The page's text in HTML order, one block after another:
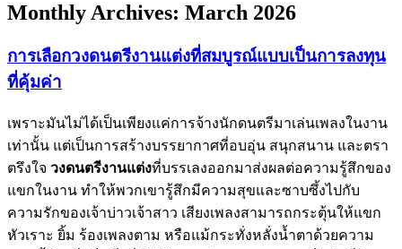
Monthly Archives: March 2026
การเลือกวงดนตรีงานแต่งที่สมบูรณ์แบบเป็นการลงทุน
ที่คุ้มค่า
เพราะมันไม่ได้เป็นเพียงแค่การจ้างนักดนตรีมาเล่นเพลงในงาน
เท่านั้น แต่เป็นการสร้างบรรยากาศที่อบอุ่น สนุกสนาน และตรา
ตรึงใจ วงดนตรีงานแต่งที่บรรเลงออกมาส่งผลต่อความรู้สึกของ
แขกในงาน ทำให้พวกเขารู้สึกมีความสุขและซาบซึ้งไปกับ
ความรักของเจ้าบ่าวเจ้าสาว เสียงเพลงสามารถกระตุ้นให้แขก
หัวเราะ ยิ้ม ร้องเพลงตาม หรือแม้กระทั่งหลั่งน้ำตาด้วยความ